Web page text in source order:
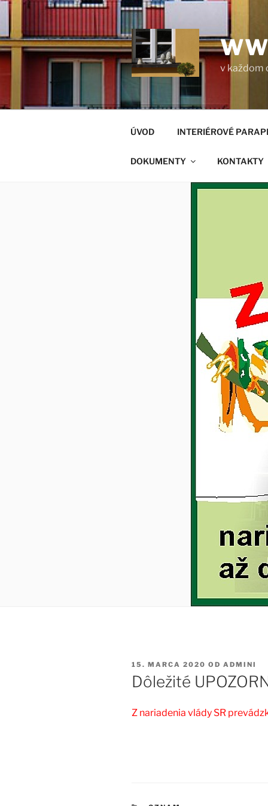
Prejsť
obsah
v každom
ÚVOD INTERIÉROVÉ
DOKUMENTY KONTAKTY
PUBLIKOVANÉ
15. MARCA 2020 OD ADMINI
Dôležité
Z nariadenia vlády SR